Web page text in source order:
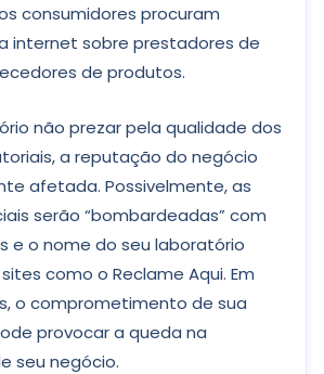
consumidores procuram
internet sobre prestadores de
de produtos.
não prezar pela qualidade dos
a reputação do negócio
afetada. Possivelmente, as
serão “bombardeadas” com
e o nome do seu laboratório
como o Reclame Aqui. Em
o comprometimento de sua
provocar a queda na
seu negócio.